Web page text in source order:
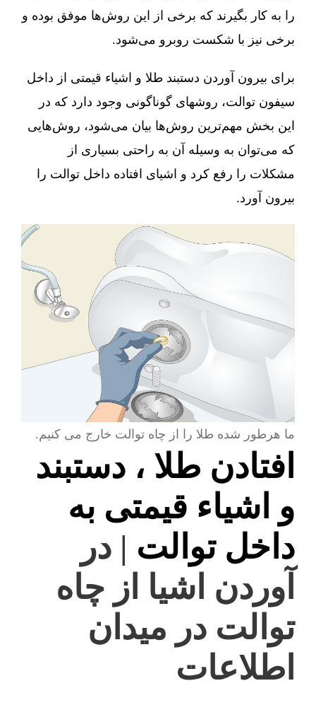
را به کار بگیرند که برخی از این روش‌ها موفق بوده و
برخی نیز با شکست روبرو می‌شود.
برای بیرون آوردن دستبند طلا و اشیاء قیمتی از داخل
سیفون توالت، روشهای گوناگونی وجود دارد که در
این بخش مهم‌ترین روش‌ها بیان می‌شود، روش‌هایی
که می‌توان به وسیله آن به راحتی بسیاری از
مشکلات را رفع کرد و اشیای افتاده داخل توالت را
بیرون آورد.
ما هرطور شده طلا را از چاه توالت خارج می کنیم.
افتادن طلا ، دستبند
و اشیاء قیمتی به
داخل توالت | در
آوردن اشیا از چاه
توالت در میدان
اطلاعات